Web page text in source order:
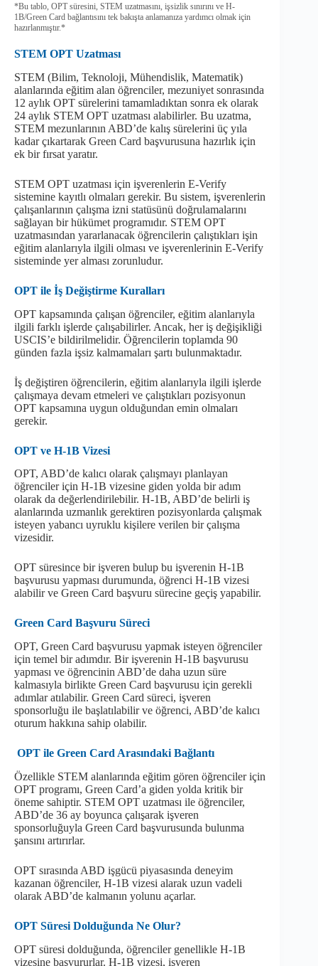
*Bu tablo, OPT süresini, STEM uzatmasını, işsizlik sınırını ve H-
1B/Green Card bağlantısını tek bakışta anlamanıza yardımcı olmak için
hazırlanmıştır.*
STEM OPT Uzatması
STEM (Bilim, Teknoloji, Mühendislik, Matematik)
alanlarında eğitim alan öğrenciler, mezuniyet sonrasında
12 aylık OPT sürelerini tamamladıktan sonra ek olarak
24 aylık STEM OPT uzatması alabilirler. Bu uzatma,
STEM mezunlarının ABD’de kalış sürelerini üç yıla
kadar çıkartarak Green Card başvurusuna hazırlık için
ek bir fırsat yaratır.
STEM OPT uzatması için işverenlerin E-Verify
sistemine kayıtlı olmaları gerekir. Bu sistem, işverenlerin
çalışanlarının çalışma izni statüsünü doğrulamalarını
sağlayan bir hükümet programıdır. STEM OPT
uzatmasından yararlanacak öğrencilerin çalıştıkları işin
eğitim alanlarıyla ilgili olması ve işverenlerinin E-Verify
sisteminde yer alması zorunludur.
OPT ile İş Değiştirme Kuralları
OPT kapsamında çalışan öğrenciler, eğitim alanlarıyla
ilgili farklı işlerde çalışabilirler. Ancak, her iş değişikliği
USCIS’e bildirilmelidir. Öğrencilerin toplamda 90
günden fazla işsiz kalmamaları şartı bulunmaktadır.
İş değiştiren öğrencilerin, eğitim alanlarıyla ilgili işlerde
çalışmaya devam etmeleri ve çalıştıkları pozisyonun
OPT kapsamına uygun olduğundan emin olmaları
gerekir.
OPT ve H-1B Vizesi
OPT, ABD’de kalıcı olarak çalışmayı planlayan
öğrenciler için H-1B vizesine giden yolda bir adım
olarak da değerlendirilebilir. H-1B, ABD’de belirli iş
alanlarında uzmanlık gerektiren pozisyonlarda çalışmak
isteyen yabancı uyruklu kişilere verilen bir çalışma
vizesidir.
OPT süresince bir işveren bulup bu işverenin H-1B
başvurusu yapması durumunda, öğrenci H-1B vizesi
alabilir ve Green Card başvuru sürecine geçiş yapabilir.
Green Card Başvuru Süreci
OPT, Green Card başvurusu yapmak isteyen öğrenciler
için temel bir adımdır. Bir işverenin H-1B başvurusu
yapması ve öğrencinin ABD’de daha uzun süre
kalmasıyla birlikte Green Card başvurusu için gerekli
adımlar atılabilir. Green Card süreci, işveren
sponsorluğu ile başlatılabilir ve öğrenci, ABD’de kalıcı
oturum hakkına sahip olabilir.
OPT ile Green Card Arasındaki Bağlantı
Özellikle STEM alanlarında eğitim gören öğrenciler için
OPT programı, Green Card’a giden yolda kritik bir
öneme sahiptir. STEM OPT uzatması ile öğrenciler,
ABD’de 36 ay boyunca çalışarak işveren
sponsorluğuyla Green Card başvurusunda bulunma
şansını artırırlar.
OPT sırasında ABD işgücü piyasasında deneyim
kazanan öğrenciler, H-1B vizesi alarak uzun vadeli
olarak ABD’de kalmanın yolunu açarlar.
OPT Süresi Dolduğunda Ne Olur?
OPT süresi dolduğunda, öğrenciler genellikle H-1B
vizesine başvururlar. H-1B vizesi, işveren